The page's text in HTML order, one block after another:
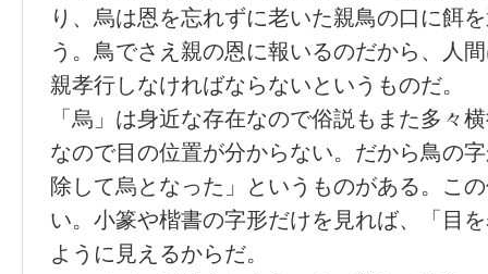
り、烏は恩を忘れずに老いた親鳥の口に餌
う。鳥でさえ親の恩に報いるのだから、人
親孝行しなければならないというものだ。
「烏」は身近な存在なので俗説もまた多々
なので目の位置が分からない。だから鳥の
除して烏となった」というものがある。こ
い。小篆や楷書の字形だけを見れば、「目
ように見えるからだ。